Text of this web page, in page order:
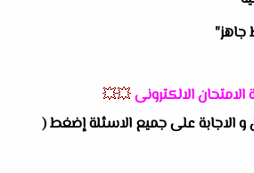
جاهز"
الالكترونى💥💥
و الاجابة على جميع الاسئلة إضغط (